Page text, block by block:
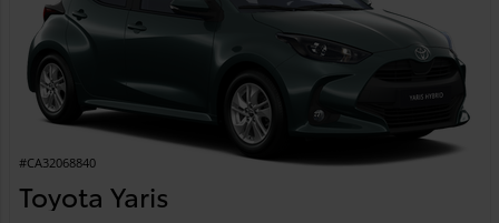
#CA32068840
Toyota Yaris